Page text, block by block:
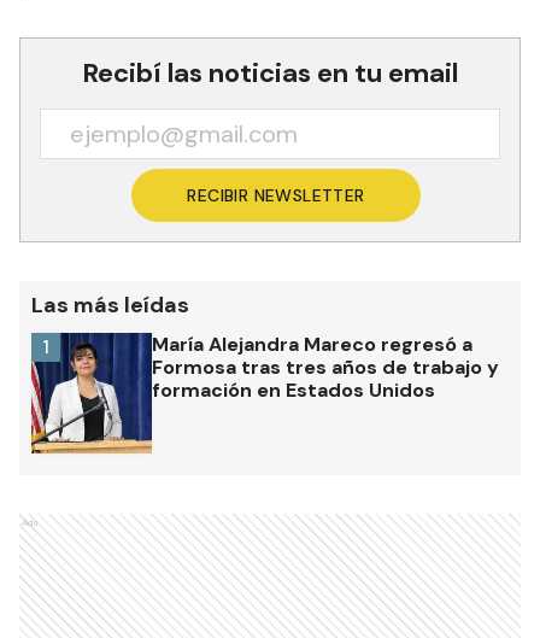
Recibí las noticias en tu email
RECIBIR NEWSLETTER
Las más leídas
María Alejandra Mareco regresó a
Formosa tras tres años de trabajo y
formación en Estados Unidos
1
Ads